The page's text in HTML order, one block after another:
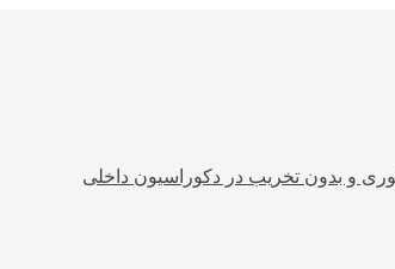
و بدون تخریب در دکوراسیون داخلی